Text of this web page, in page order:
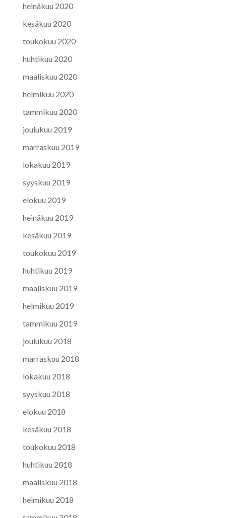
heinäkuu 2020
kesäkuu 2020
toukokuu 2020
huhtikuu 2020
maaliskuu 2020
helmikuu 2020
tammikuu 2020
joulukuu 2019
marraskuu 2019
lokakuu 2019
syyskuu 2019
elokuu 2019
heinäkuu 2019
kesäkuu 2019
toukokuu 2019
huhtikuu 2019
maaliskuu 2019
helmikuu 2019
tammikuu 2019
joulukuu 2018
marraskuu 2018
lokakuu 2018
syyskuu 2018
elokuu 2018
kesäkuu 2018
toukokuu 2018
huhtikuu 2018
maaliskuu 2018
helmikuu 2018